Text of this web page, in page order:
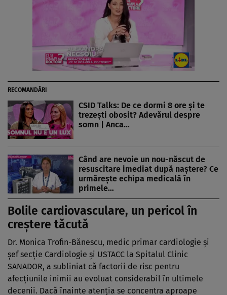
RECOMANDĂRI
CSID Talks: De ce dormi 8 ore și te
trezești obosit? Adevărul despre
somn | Anca…
Când are nevoie un nou-născut de
resuscitare imediat după naștere? Ce
urmărește echipa medicală în
primele…
Bolile cardiovasculare, un pericolîn
creștere tăcută
Dr. Monica Trofin-Bănescu, medic primar cardiologie și
șef secție Cardiologie și USTACC la Spitalul Clinic
SANADOR, a subliniat că factorii de risc pentru
afecțiunile inimii au evoluat considerabil în ultimele
decenii. Dacă înainte atenția se concentra aproape